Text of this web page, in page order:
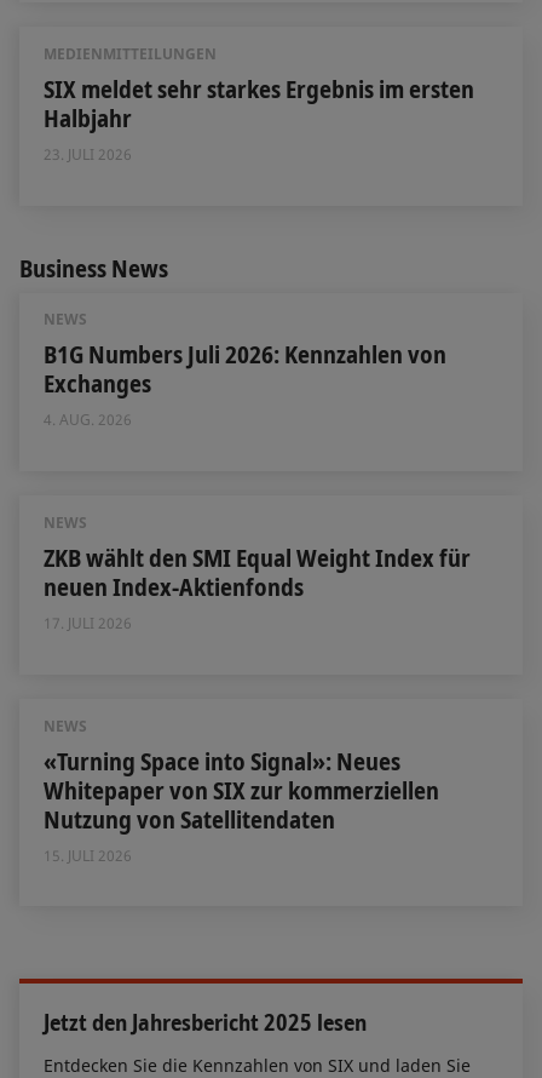
MEDIENMITTEILUNGEN
SIX meldet sehr starkes Ergebnis im ersten
Halbjahr
23. JULI 2026
Business News
NEWS
B1G Numbers Juli 2026: Kennzahlen von
Exchanges
4. AUG. 2026
NEWS
ZKB wählt den SMI Equal Weight Index für
neuen Index-Aktienfonds
17. JULI 2026
NEWS
«Turning Space into Signal»: Neues
Whitepaper von SIX zur kommerziellen
Nutzung von Satellitendaten
15. JULI 2026
Jetzt den Jahresbericht 2025 lesen
Entdecken Sie die Kennzahlen von SIX und laden Sie